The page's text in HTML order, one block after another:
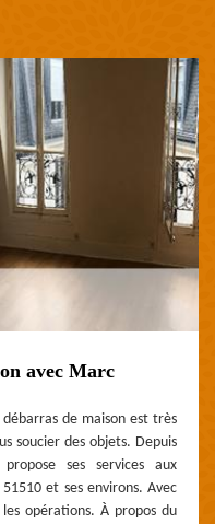
avec Marc
de maison est très
soucier des objets. Depuis
ses services aux
et ses environs. Avec
opérations. À propos du